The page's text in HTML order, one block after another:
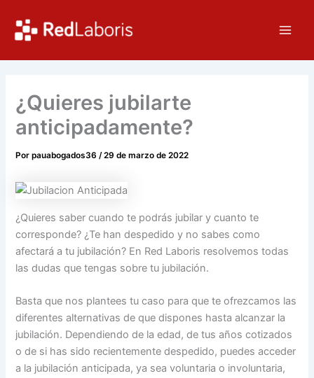
contenido
¿Quieres jubilarte
anticipadamente?
Porpauabogados36/29 de marzo de 2022
¿Quieres saber cuando te podrás jubilar y cuanto te
corresponde? ¿Te han despedido y no sabes como
afectará a tu jubilación? En Red Laboris resolvemos todas
las dudas que tengas sobre tu jubilación.
Basta que nos plantees tu caso para que te ofrezcamos las
diferentes alternativas de que dispones hasta alcanzar la
jubilación. Dependiendo de la edad, de tus años cotizados
o de si has sido recientemente despedido, puedes acceder
a la jubilación anticipada, ya sea voluntaria o involuntaria,